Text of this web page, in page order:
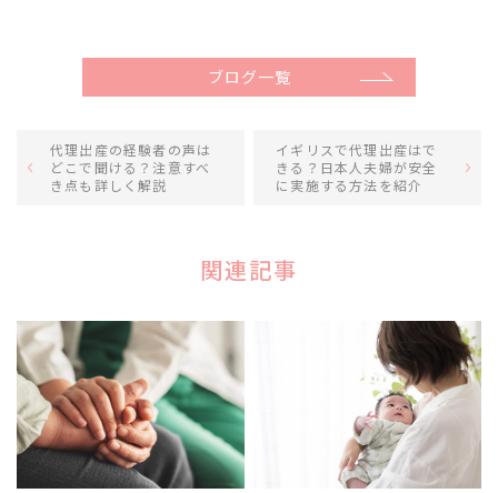
ブログ一覧
代理出産の経験者の声は
どこで聞ける？注意すべ
き点も詳しく解説
イギリスで代理出産はで
きる？日本人夫婦が安全
に実施する方法を紹介
関連記事